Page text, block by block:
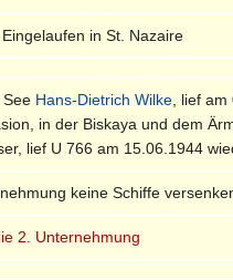
in St. Nazaire
Hans-Dietrich Wilke , lief
in der Biskaya und dem
lief U 766 am 15.06.1944
keine Schiffe
2. Unternehmung